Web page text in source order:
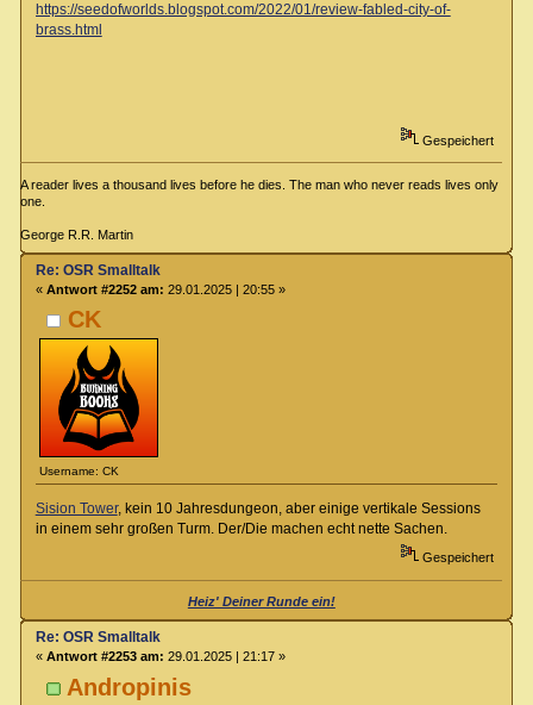
https://seedofworlds.blogspot.com/2022/01/review-fabled-city-of-
brass.html
Gespeichert
A reader lives a thousand lives before he dies. The man who never reads lives only
one.
George R.R. Martin
CK
Username: CK
Re: OSR Smalltalk
« Antwort #2252 am: 29.01.2025 | 20:55 »
Sision Tower, kein 10 Jahresdungeon, aber einige vertikale Sessions
in einem sehr großen Turm. Der/Die machen echt nette Sachen.
Gespeichert
Heiz' Deiner Runde ein!
Andropinis
Re: OSR Smalltalk
« Antwort #2253 am: 29.01.2025 | 21:17 »